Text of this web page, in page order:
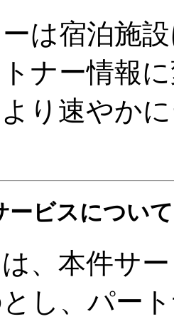
は宿泊施
ナー情報
り速やか
ービスについ
、本件サ
し、パー